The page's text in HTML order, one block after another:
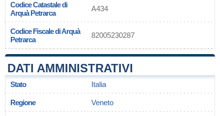
Codice Catastale di
Arquà Petrarca
A434
Codice Fiscale di Arquà
Petrarca
82005230287
DATI AMMINISTRATIVI
Stato Italia
Regione Veneto